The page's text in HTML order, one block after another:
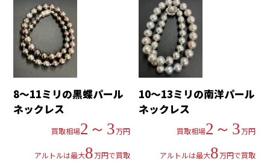
8～11ミリの黒蝶パール
ネックレス
買取相場2～3万円
アルトルは最大8万円で買取
10～13ミリの南洋パール
ネックレス
買取相場2～3万円
アルトルは最大8万円で買取